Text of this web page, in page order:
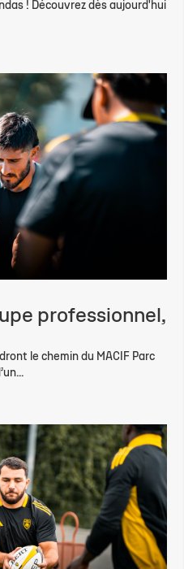
! Découvrez dès aujourd'hui
professionnel,
le chemin du MACIF Parc